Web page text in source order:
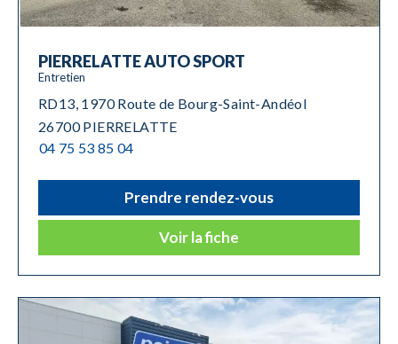
PIERRELATTE AUTO SPORT
Entretien
RD13, 1970 Route de Bourg-Saint-Andéol
26700 PIERRELATTE
04 75 53 85 04
Prendre rendez-vous
Voir la fiche